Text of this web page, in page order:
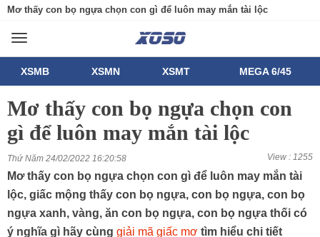
Mơ thấy con bọ ngựa chọn con gì để luôn may mắn tài lộc
Toggle
XSMB XSMN XSMT MEGA 6/45
Mơ thấy con bọ ngựa chọn con
gì để luôn may mắn tài lộc
Thứ Năm 24/02/2022 16:20:58 View : 1255
Mơ thấy con bọ ngựa chọn con gì để luôn may mắn tài
lộc, giấc mộng thấy con bọ ngựa, con bọ ngựa, con bọ
ngựa xanh, vàng, ăn con bọ ngựa, con bọ ngựa thối có
ý nghĩa gì hãy cùng giải mã giấc mơ tìm hiểu chi tiết